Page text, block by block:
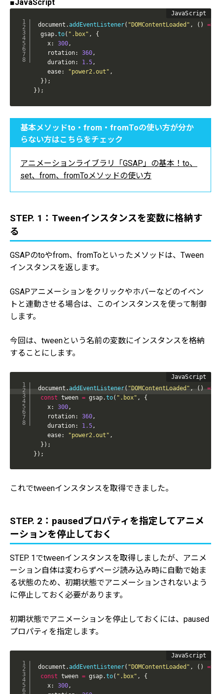
■JavaScript
document .addEventListener( "DOMContentLoaded" , ( ) =>
  gsap
.to( ".box" ,
{
    x
: 300,
    rotation
: 360,
    duration
: 1.5,
    ease
: "power2.out" ,
} ) ;
} ) ;
基本メソッドto・from・fromToの使い方が分か
らない方はこちらをチェック
アニメーションライブラリ「GSAP」の基本！to、
set、from、fromToメソッドの使い方
STEP. 1：Tweenインスタンスを変数に格納す
る
GSAPのtoやfrom、fromToといったメソッドは、Tween
インスタンスを返します。
GSAPアニメーションをクリックやホバーなどのイベン
トと連動させる場合は、このインスタンスを使って制御
します。
今回は、tweenという名前の変数にインスタンスを格納
することにします。
document .addEventListener( "DOMContentLoaded" , ( ) =>
const tween = gsap.to( ".box" ,
{
    x
: 300,
    rotation
: 360,
    duration
: 1.5,
    ease
: "power2.out" ,
} ) ;
} ) ;
これでtweenインスタンスを取得できました。
STEP. 2：pausedプロパティを指定してアニメ
ーションを停止しておく
STEP. 1でtweenインスタンスを取得しましたが、アニメ
ーション自体は変わらずページ読み込み時に自動で始ま
る状態のため、初期状態でアニメーションされないよう
に停止しておく必要があります。
初期状態でアニメーションを停止しておくには、paused
プロパティを指定します。
document .addEventListener( "DOMContentLoaded" , ( ) =>
const tween = gsap.to( ".box" ,
{
    x
: 300,